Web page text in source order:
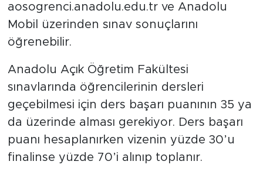
aosogrenci.anadolu.edu.tr​ ve Anadolu
Mobil üzerinden sınav sonuçlarını
öğrenebilir.
Anadolu Açık Öğretim Fakültesi
sınavlarında öğrencilerinin dersleri
geçebilmesi için ders başarı puanının 35 ya
da üzerinde alması gerekiyor. Ders başarı
puanı hesaplanırken vizenin yüzde 30’u
finalinse yüzde 70’i alınıp toplanır.